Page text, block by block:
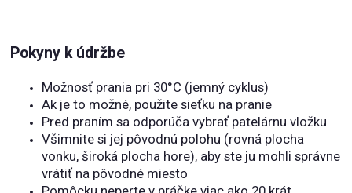
Pokyny k údržbe
Možnosť prania pri 30°C (jemný cyklus)
Ak je to možné, použite sieťku na pranie
Pred praním sa odporúča vybrať patelárnu vložku
Všimnite si jej pôvodnú polohu (rovná plocha
vonku, široká plocha hore), aby ste ju mohli správne
vrátiť na pôvodné miesto